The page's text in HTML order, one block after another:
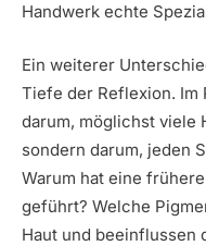
Handwerk echte
Ein weiterer
Tiefe der Reflexion.
darum, möglichst viele
sondern darum, jeden
Warum hat eine
geführt? Welche
Haut und beeinflussen